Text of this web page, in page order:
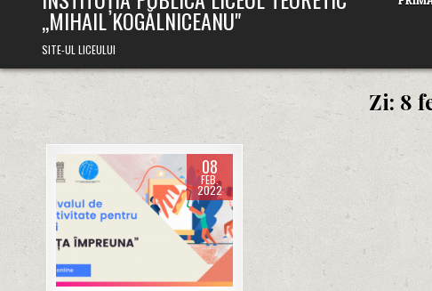
,,MIHAIL KOGĂLNICEANU"
SITE-UL LICEULUI
Zi: 8
08
FEB.
2022
Posted